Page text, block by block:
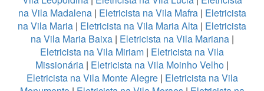
na Vila Madalena| Eletricista na Vila Mafra | Eletricista
na Vila Maria | Eletricista na Vila Maria Alta | Eletricista
na Vila Maria Baixa| Eletricista na Vila Mariana|
Eletricista na Vila Miriam | Eletricista na Vila
Missionária | Eletricista na Vila Moinho Velho |
Eletricista na Vila Monte Alegre| Eletricista na Vila